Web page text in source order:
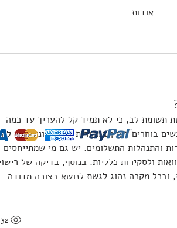
אודות
32 צפיות
משלוחים והחזרות צור קשר
פנטהאוז בייסיק I הפלך 3 תל אביב-יפו